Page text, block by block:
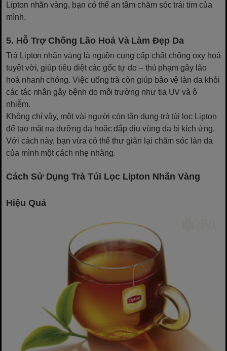
Lipton nhãn vàng, bạn có thể an tâm chăm sóc trái tim của
mình.
5. Hỗ Trợ Chống Lão Hoá Và Làm Đẹp Da
Trà Lipton nhãn vàng là nguồn cung cấp chất chống oxy hoá
tuyệt vời, giúp tiêu diệt các gốc tự do – thủ phạm gây lão
hoá nhanh chóng. Việc uống trà còn giúp bảo vệ làn da khỏi
các tác nhân gây bệnh do môi trường như tia UV và ô
nhiễm.
Không chỉ vậy, một vài người còn tận dụng trà túi lọc Lipton
để tạo mặt nạ dưỡng da hoặc đắp dịu vùng da bị kích ứng.
Với cách này, bạn vừa có thể thư giãn lại chăm sóc làn da
của mình một cách nhẹ nhàng.
Cách Sử Dụng Trà Túi Lọc Lipton Nhãn Vàng
Hiệu Quả